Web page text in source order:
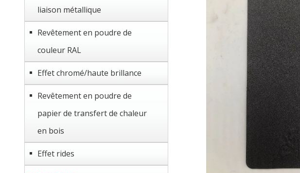
liaison métallique
Revêtement en poudre de
couleur RAL
Effet chromé/haute brillance
Revêtement en poudre de
papier de transfert de chaleur
en bois
Effet rides